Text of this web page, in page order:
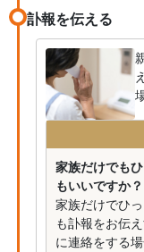
訃報を伝える
家族だけでも
もいいですか？
家族だけでひ
も訃報をお伝
に連絡をする